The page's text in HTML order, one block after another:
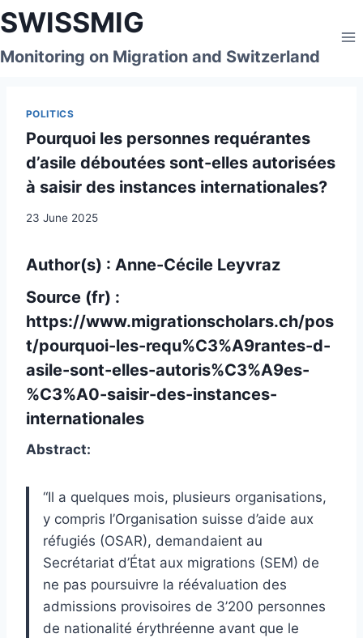
Skip
to
content
SWISSMIG
Monitoring on Migration and Switzerland
POLITICS
Pourquoi les personnes requérantes
d’asile déboutées sont-elles autorisées
à saisir des instances internationales?
23 June 2025
Author(s) : Anne-Cécile Leyvraz
Source (fr) :
https://www.migrationscholars.ch/pos
t/pourquoi-les-requ%C3%A9rantes-d-
asile-sont-elles-autoris%C3%A9es-
%C3%A0-saisir-des-instances-
internationales
Abstract:
“Il a quelques mois, plusieurs organisations,
y compris l’Organisation suisse d’aide aux
réfugiés (OSAR), demandaient au
Secrétariat d’État aux migrations (SEM) de
ne pas poursuivre la réévaluation des
admissions provisoires de 3’200 personnes
de nationalité érythréenne avant que le